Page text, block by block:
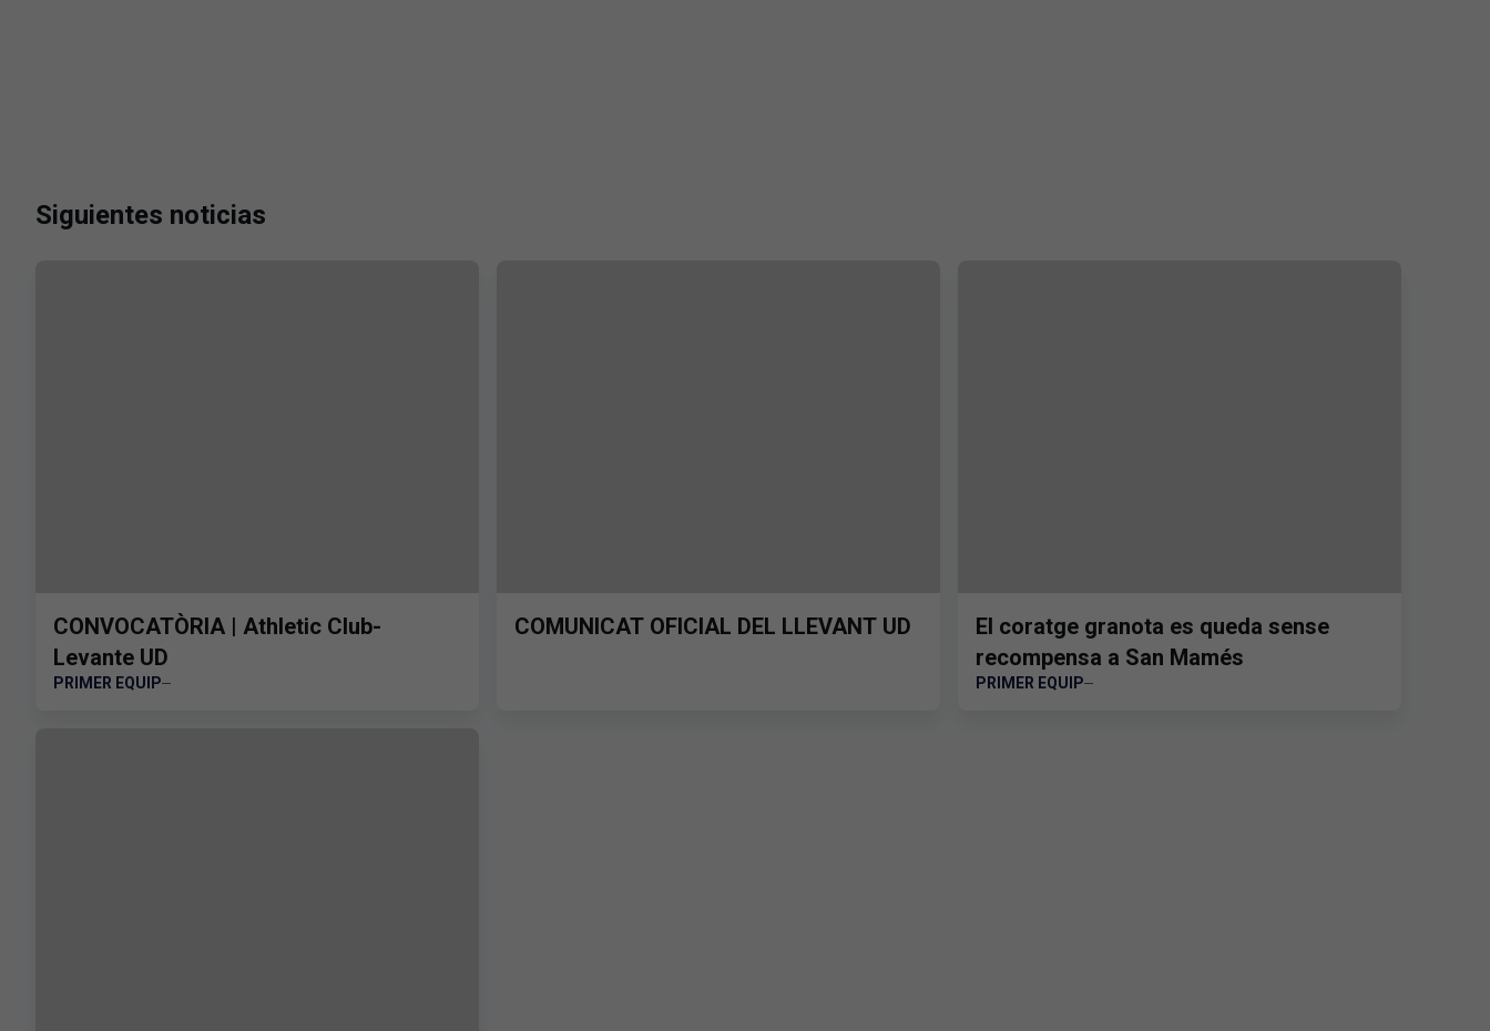
Siguientes noticias
CONVOCATÒRIA | Athletic Club-
Levante UD
PRIMER EQUIP
COMUNICAT OFICIAL DEL LLEVANT UD
El coratge granota es queda sense
recompensa a San Mamés
PRIMER EQUIP